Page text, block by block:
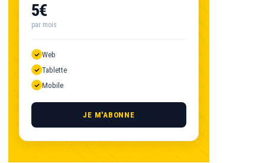
5€
par mois
Web
Tablette
Mobile
JE M'ABONNE